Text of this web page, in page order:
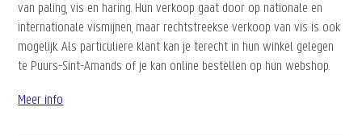
van paling, vis en haring. Hun verkoop gaat door op nationale en
internationale vismijnen, maar rechtstreekse verkoop van vis is ook
mogelijk. Als particuliere klant kan je terecht in hun winkel gelegen
te Puurs-Sint-Amands of je kan online bestellen op hun webshop.
Meer info